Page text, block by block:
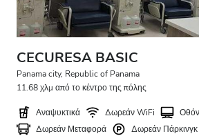
Ασθενείς με Ηπατίτιδα C
GHIC
Παροχές
CECURESA BASIC
Panama city, Republic of Panama
11.68 χλμ από το κέντρο της πόλης
Αναψυκτικά Δωρεάν WiFi
Δωρεάν Μεταφορά
Δωρεάν Πάρκινγκ